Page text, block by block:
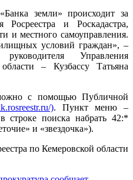
земли» происходит за
Росреестра и Роскадастра,
и местного самоуправления.
условий граждан», –
руководителя Управления
– Кузбассу Татьяна
с помощью Публичной
). Пункт меню –
строке поиска набрать 42:*
и «звездочка»).
по Кемеровской области